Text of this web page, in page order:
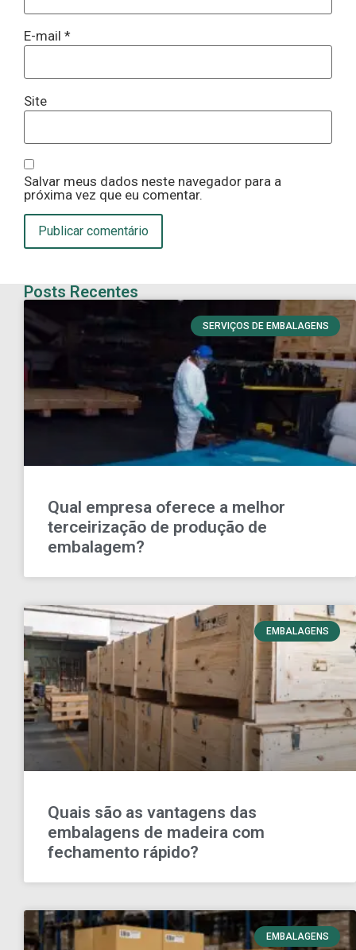
E-mail *
Site
Salvar meus dados neste navegador para a
próxima vez que eu comentar.
Posts Recentes
SERVIÇOS DE EMBALAGENS
Qual empresa oferece a melhor
terceirização de produção de
embalagem?
EMBALAGENS
Quais são as vantagens das
embalagens de madeira com
fechamento rápido?
EMBALAGENS